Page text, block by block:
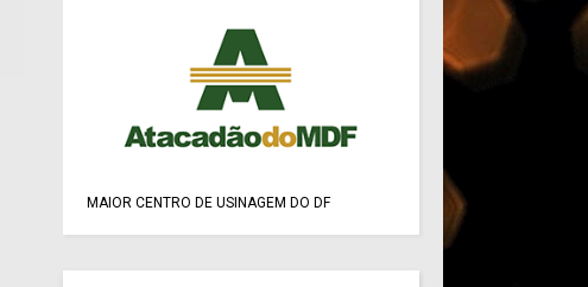
MAIOR CENTRO DE USINAGEM DO DF